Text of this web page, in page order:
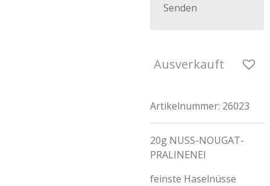
Senden
Ausverkauft
Artikelnummer: 26023
20g NUSS-NOUGAT-
PRALINENEI
feinste Haselnüsse